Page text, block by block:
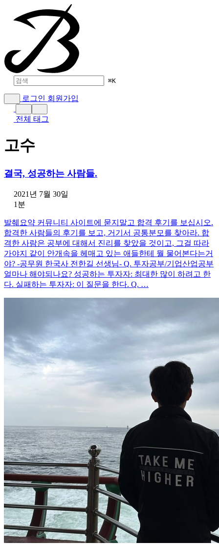
⌘K
로그인 회원가입
전체 태그
고수
결국, 성공하는 사람들.
2021년 7월 30일
1분
발췌요약 커뮤니티 사이트에 묻지말고 합격 후기를 보십시오.
합격한 사람들의 후기를 보고, 거기서 공통분모를 찾아라. 합
격한 사람은 공부에 대해서 진리를 찾았을 것이고, 그걸 따라
가야지 같이 안개속을 헤매고 있는 애들한테 뭘 물어본다는거
야? -공무원 한국사 전한길 선생님- Q. 투자공부/기업산업공부
얼마나 해야되나요? 성공하는 투자자: 최대한 많이 하려고 한
다. 실패하는 투자자: 이 질문을 한다. Q. …